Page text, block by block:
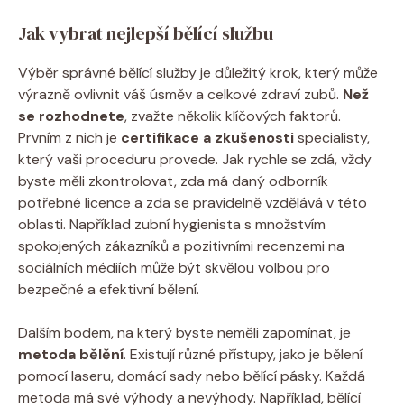
Jak vybrat nejlepší bělící službu
Výběr správné bělící služby je důležitý krok, který může
výrazně ovlivnit váš úsměv a celkové zdraví zubů. Než
se rozhodnete, zvažte několik klíčových faktorů.
Prvním z nich je certifikace a zkušenostispecialisty,
který vaši proceduru provede. Jak rychle se zdá, vždy
byste měli zkontrolovat, zda má daný odborník
potřebné licence a zda se pravidelně vzdělává v této
oblasti. Například zubní hygienista s množstvím
spokojených zákazníků a pozitivními recenzemi na
sociálních médiích může být skvělou volbou pro
bezpečné a efektivní bělení.
Dalším bodem, na který byste neměli zapomínat, je
metoda bělění. Existují různé přístupy, jako je bělení
pomocí laseru, domácí sady nebo bělící pásky. Každá
metoda má své výhody a nevýhody. Například, bělící